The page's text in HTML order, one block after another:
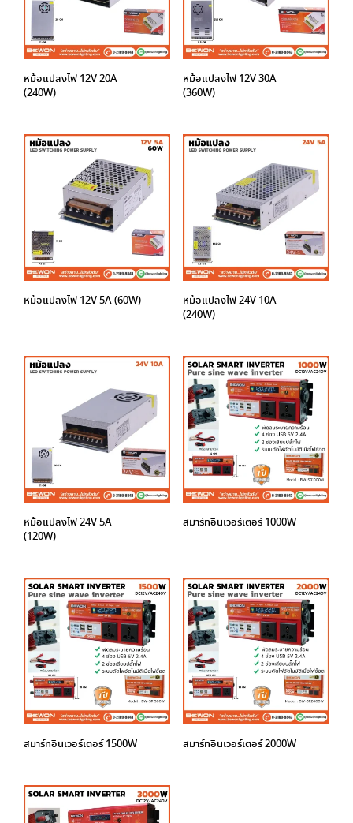
หม้อแปลงไฟ 12V 20A
(240W)
หม้อแปลงไฟ 12V 30A
(360W)
หม้อแปลงไฟ 12V 5A (60W)
หม้อแปลงไฟ 24V 10A
(240W)
หม้อแปลงไฟ 24V 5A
(120W)
สมาร์ทอินเวอร์เตอร์ 1000W
สมาร์ทอินเวอร์เตอร์ 1500W สมาร์ทอินเวอร์เตอร์ 2000W